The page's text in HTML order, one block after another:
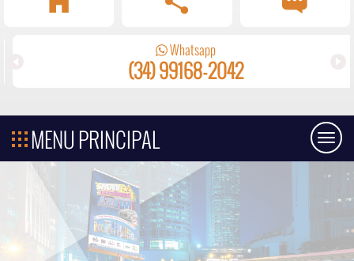
Whatsapp
(34) 99168-2042
MENU PRINCIPAL